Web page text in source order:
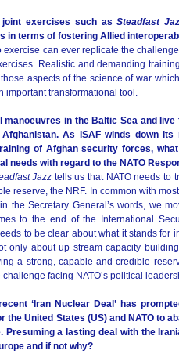
joint exercises such as Steadfast
in terms of fostering Allied
exercise can ever replicate the
Realistic and demanding
aspects of the science of war
important transformational tool.
manoeuvres in the Baltic Sea and
As ISAF winds down
of Afghan security forces,
needs with regard to the NATO
Jazz tells us that NATO needs to
reserve, the NRF. In common with
the Secretary General’s words, we
to the end of the International
to be clear about what it stands for
only about up stream capacity
a strong, capable and credible
challenge facing NATO’s political
‘Iran Nuclear Deal’ has
the United States (US) and NATO to
Presuming a lasting deal with the
and if not why?